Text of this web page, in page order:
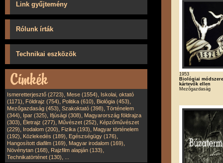
Link gyűjtemény
Rólunk írták
Technikai eszközök
Ismeretterjesztő (2723), Mese (1554), Iskolai, oktató
(1171), Földrajz (754), Politika (610), Biológia (453),
Mezőgazdaság (453), Szakoktató (398), Történelem
(344), Ipar (325), Ifjúsági (308), Magyarország földrajza
(303), Életrajz (277), Művészet (252), Képzőművészet
(229), Irodalom (200), Fizika (193), Magyar történelem
(192), Közlekedés (189), Egészségügy (176),
Hangosított diafilm (169), Magyar irodalom (169),
Növénytan (168), Rajzfilm alapján (133),
Technikatörténet (130),
1953
Biológiai
kártevők ellen
Mezőgazdaság